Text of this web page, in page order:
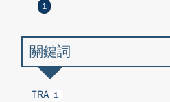
1
關鍵詞
TRA 1